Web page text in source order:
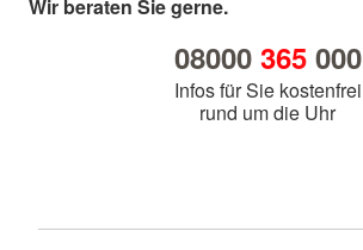
Wir beraten Sie gerne.
08000 365000
Infos für Sie kostenfrei
rund um die Uhr